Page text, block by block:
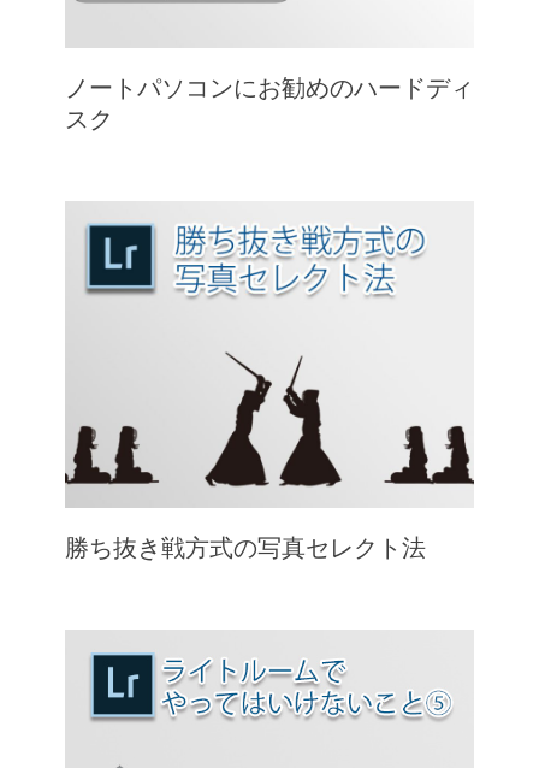
ノートパソコンにお勧めのハードディ
スク
勝ち抜き戦方式の写真セレクト法